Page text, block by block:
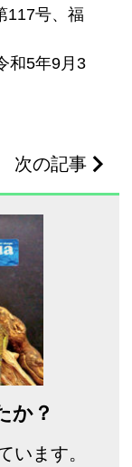
117号、福
和5年9月3
次の記事
か？
います。